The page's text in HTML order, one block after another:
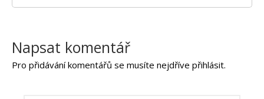
Napsat komentář
Pro přidávání komentářů se musíte nejdříve přihlásit.